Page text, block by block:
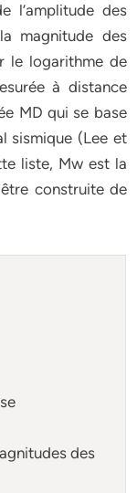
l’amplitude des
magnitude des
le logarithme de
à distance
MD qui se base
sismique (Lee et
liste, Mw est la
construite de
des